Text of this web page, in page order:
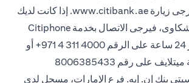
والأحكام الحالية، يرجى زيارة www.citibank.ae. إذا كانت لديك
أي استفسارات أو شكاوى، فيرجى الاتصال بخدمة Citiphone
المتوفرة على مدار 24 ساعة على الرقم 4000 311 4 971+ أو
على رقم 8006385433
بنك إن. إيه. فرع الإمارات، مسجل لدى